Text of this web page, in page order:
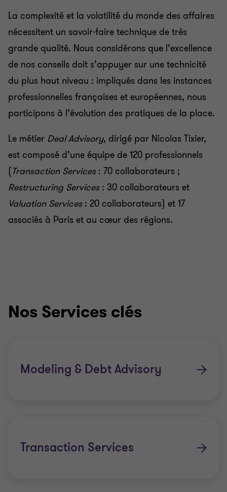
La complexité et la volatilité du monde des affaires
nécessitent un savoir-faire technique de très
grande qualité. Nous considérons que l’excellence
de nos conseils doit s’appuyer sur une technicité
du plus haut niveau : impliqués dans les instances
professionnelles françaises et européennes, nous
participons à l’évolution des pratiques de la place.
Le métier Deal Advisory, dirigé par Nicolas Tixier,
est composé d’une équipe de 120 professionnels
(Transaction Services : 70 collaborateurs ;
Restructuring Services : 30 collaborateurs et
Valuation Services : 20 collaborateurs) et 17
associés à Paris et au cœur des régions.
Nos Services clés
Modeling & Debt Advisory
Transaction Services